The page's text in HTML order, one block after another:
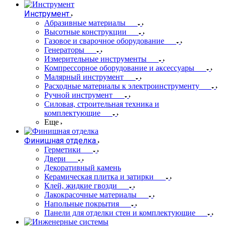
Инструмент
Абразивные материалы
Высотные конструкции
Газовое и сварочное оборудование
Генераторы
Измерительные инструменты
Компрессорное оборудование и аксессуары
Малярный инструмент
Расходные материалы к электроинструменту
Ручной инструмент
Силовая, строительная техника и
комплектующие
Еще
Финишная отделка
Герметики
Двери
Декоративный камень
Керамическая плитка и затирки
Клей, жидкие гвозди
Лакокрасочные материалы
Напольные покрытия
Панели для отделки стен и комплектующие